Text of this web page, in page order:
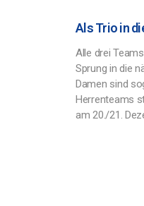
Als Trio in
Alle drei
Sprung in die
Damen sind
Herrenteams
am 20./21.